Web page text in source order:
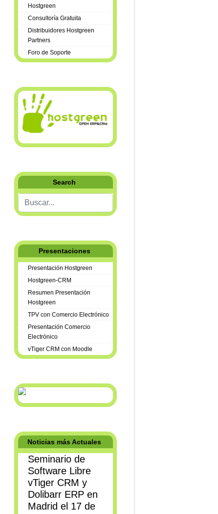
Hostgreen
Consultoría Gratuita
Distribuidores Hostgreen
Partners
Foro de Soporte
Search
Buscar...
Presentaciones
Presentación Hostgreen
Hostgreen-CRM
Resumen Presentación
Hostgreen
TPV con Comercio Electrónico
Presentación Comercio
Electrónico
vTiger CRM con Moodle
Noticias más Actuales
Seminario de
Software Libre
vTiger CRM y
Dolibarr ERP en
Madrid el 17 de